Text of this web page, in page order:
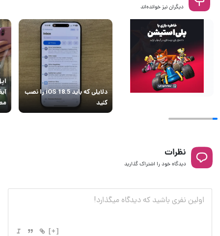
دیگران نیز خوانده‌اند
دلایلی که باید iOS 18.5 را نصب
کنید
نظرات
دیدگاه خود را اشتراک گذارید
[+]